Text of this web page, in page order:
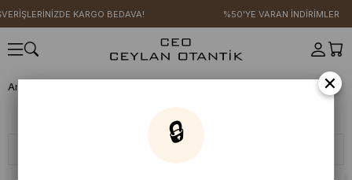
KARGO BEDAVA! %50'YE VARAN İNDİRİMLER
Anasayfa
Yaka
×
🔒